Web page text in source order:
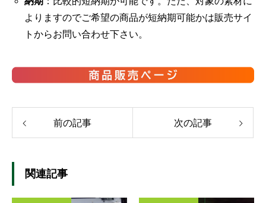
よりますのでご希望の商品が短納期可能かは販売サイ
トからお問い合わせ下さい。
前の記事 次の記事
関連記事